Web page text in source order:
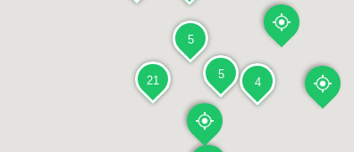
4
21
5
5